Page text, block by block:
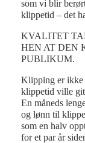
som vi blir
klippetid – det
KVALITET
HEN AT DEN
PUBLIKUM.
Klipping er ikke
klippetid ville
En måneds
og lønn til
som en halv
for et par år